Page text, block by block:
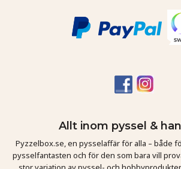
Allt inom pyssel &
Pyzzelbox.se, en pysselaffär för alla – både
pysselfantasten och för den som bara vill